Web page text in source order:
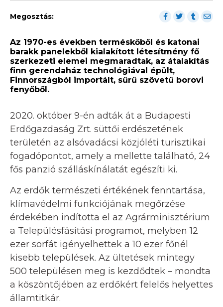
Megosztás:
Az 1970-es években terméskőből és katonai
barakk panelekből kialakított létesítmény fő
szerkezeti elemei megmaradtak, az átalakítás
finn gerendaház technológiával épült,
Finnországból importált, sűrű szövetű borovi
fenyőből.
2020. október 9-én adták át a Budapesti
Erdőgazdaság Zrt. süttői erdészetének
területén az alsóvadácsi közjóléti turisztikai
fogadópontot, amely a mellette található, 24
fős panzió szálláskínálatát egészíti ki.
Az erdők természeti értékének fenntartása,
klímavédelmi funkciójának megőrzése
érdekében indította el az Agrárminisztérium
a Településfásítási programot, melyben 12
ezer sorfát igényelhettek a 10 ezer főnél
kisebb települések. Az ültetések mintegy
500 településen meg is kezdődtek – mondta
a köszöntőjében az erdőkért felelős helyettes
államtitkár.